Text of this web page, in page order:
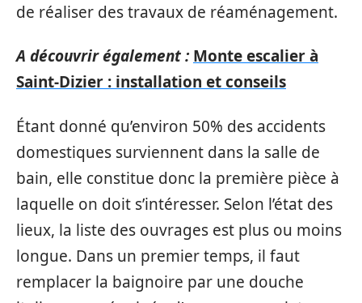
de réaliser des travaux de réaménagement.
A découvrir également : Monte escalier à
Saint-Dizier : installation et conseils
Étant donné qu’environ 50% des accidents
domestiques surviennent dans la salle de
bain, elle constitue donc la première pièce à
laquelle on doit s’intéresser. Selon l’état des
lieux, la liste des ouvrages est plus ou moins
longue. Dans un premier temps, il faut
remplacer la baignoire par une douche